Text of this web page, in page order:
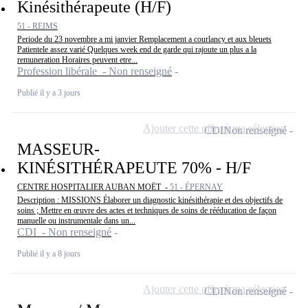
Kinésithérapeute (H/F)
51 - REIMS
Periode du 23 novembre a mi janvier Remplacement a courlancy et aux bleuets
Patientele assez varié Quelques week end de garde qui rajoute un plus a la
remuneration Horaires peuvent etre...
Profession libérale - Non renseigné
Publié il y a 3 jours
MASSEUR-
KINÉSITHÉRAPEUTE 70% - H/F
CENTRE HOSPITALIER AUBAN MOËT - 51 - ÉPERNAY
Description : MISSIONS Élaborer un diagnostic kinésithérapie et des objectifs de
soins ; Mettre en œuvre des actes et techniques de soins de rééducation de façon
manuelle ou instrumentale dans un...
CDI - Non renseigné
Publié il y a 8 jours
CDINon renseigné
Ajouter cette offre à ma sélection
CDINon renseigné
Ajouter cette offre à ma sélection